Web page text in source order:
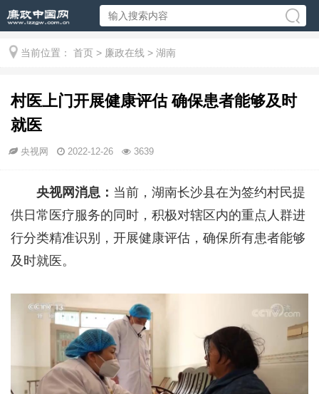
当前位置： 首页 > 廉政在线 > 湖南
村医上门开展健康评估 确保患者能够及时
就医
央视网 2022-12-26 3639
央视网消息： 当前，湖南长沙县在为签约村民提
供日常医疗服务的同时，积极对辖区内的重点人群进
行分类精准识别，开展健康评估，确保所有患者能够
及时就医。